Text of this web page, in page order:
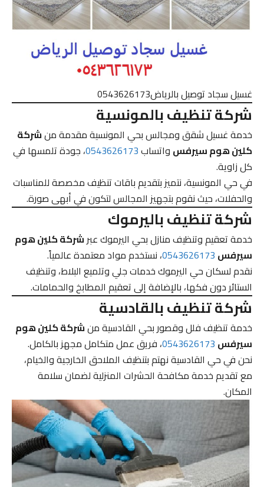
غسيل سجاد توصيل بالرياض0543626173
شركة تنظيف بالمونسية
خدمة غسيل شقق ومجالس بحي المونسية مقدمة منشركة
كلين هوم سيرفسواتساب0543626173، جودة تلمسها في
كل زاوية.
في حي المونسية، نتميز بتقديم باقات تنظيف مخصصة للمناسبات
والحفلات، حيث نقوم بتجهيز المجالس لتكون في أبهى صورة.
شركة تنظيف باليرموك
خدمة تعقيم وتنظيف منازل بحي اليرموك عبرشركة كلين هوم
سيرفس0543626173، نستخدم مواد معتمدة عالمياً.
نقدم لسكان حي اليرموك خدمات جلي وتلميع البلاط، وتنظيف
الستائر دون فكها، بالإضافة إلى تعقيم المطابخ والحمامات.
شركة تنظيف بالقادسية
خدمة تنظيف فلل وقصور بحي القادسية منشركة كلين هوم
سيرفس0543626173، فريق عمل متكامل مجهز بالكامل.
نحن في حي القادسية نهتم بتنظيف الملاحق الخارجية والخيام،
مع تقديم خدمة مكافحة الحشرات المنزلية لضمان سلامة
المكان.